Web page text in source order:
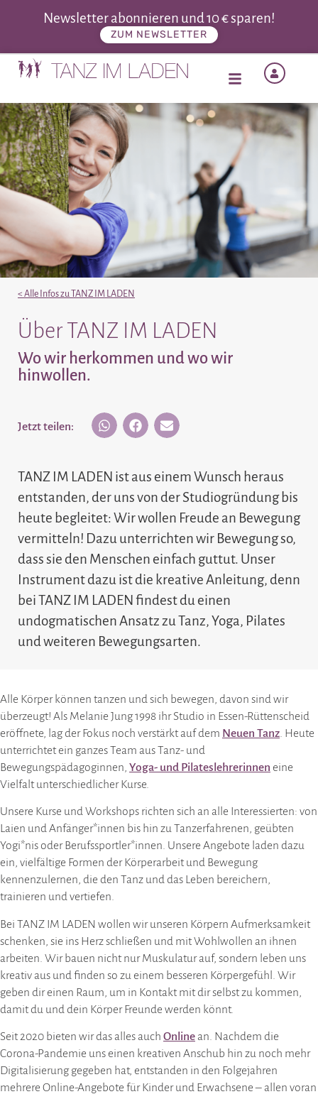
Newsletter abonnieren und 10 € sparen!
ZUM NEWSLETTER
< Alle Infos zu TANZ IM LADEN
Über TANZ IM LADEN
Wo wir herkommen und wo wir
hinwollen.
Jetzt teilen:
TANZ IM LADEN ist aus einem Wunsch heraus
entstanden, der uns von der Studiogründung bis
heute begleitet: Wir wollen Freude an Bewegung
vermitteln! Dazu unterrichten wir Bewegung so,
dass sie den Menschen einfach guttut. Unser
Instrument dazu ist die kreative Anleitung, denn
bei TANZ IM LADEN findest du einen
undogmatischen Ansatz zu Tanz, Yoga, Pilates
und weiteren Bewegungsarten.
Alle Körper können tanzen und sich bewegen, davon sind wir
überzeugt! Als Melanie Jung 1998 ihr Studio in Essen-Rüttenscheid
eröffnete, lag der Fokus noch verstärkt auf dem Neuen Tanz. Heute
unterrichtet ein ganzes Team aus Tanz- und
Bewegungspädagoginnen, Yoga- und Pilateslehrerinnen eine
Vielfalt unterschiedlicher Kurse.
Unsere Kurse und Workshops richten sich an alle Interessierten: von
Laien und Anfänger*innen bis hin zu Tanzerfahrenen, geübten
Yogi*nis oder Berufssportler*innen. Unsere Angebote laden dazu
ein, vielfältige Formen der Körperarbeit und Bewegung
kennenzulernen, die den Tanz und das Leben bereichern,
trainieren und vertiefen.
Bei TANZ IM LADEN wollen wir unseren Körpern Aufmerksamkeit
schenken, sie ins Herz schließen und mit Wohlwollen an ihnen
arbeiten. Wir bauen nicht nur Muskulatur auf, sondern leben uns
kreativ aus und finden so zu einem besseren Körpergefühl. Wir
geben dir einen Raum, um in Kontakt mit dir selbst zu kommen,
damit du und dein Körper Freunde werden könnt.
Seit 2020 bieten wir das alles auch Online an. Nachdem die
Corona-Pandemie uns einen kreativen Anschub hin zu noch mehr
Digitalisierung gegeben hat, entstanden in den Folgejahren
mehrere Online-Angebote für Kinder und Erwachsene – allen voran